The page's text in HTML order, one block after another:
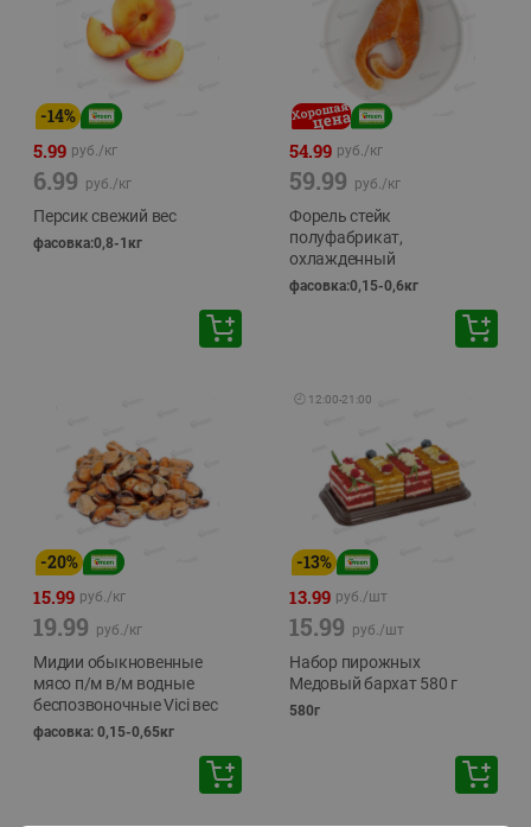
-14%
5.99 руб./кг
6.99 руб./кг
Персик свежий вес
фасовка:0,8-1кг
54.99 руб./кг
59.99 руб./кг
Форель стейк
полуфабрикат,
охлажденный
фасовка:0,15-0,6кг
-20%
15.99 руб./кг
19.99 руб./кг
Мидии обыкновенные
мясо п/м в/м водные
беспозвоночные Vici вес
фасовка: 0,15-0,65кг
🕘 12:00-21:00
-13%
13.99 руб./шт
15.99 руб./шт
Набор пирожных
Медовый бархат 580 г
580г